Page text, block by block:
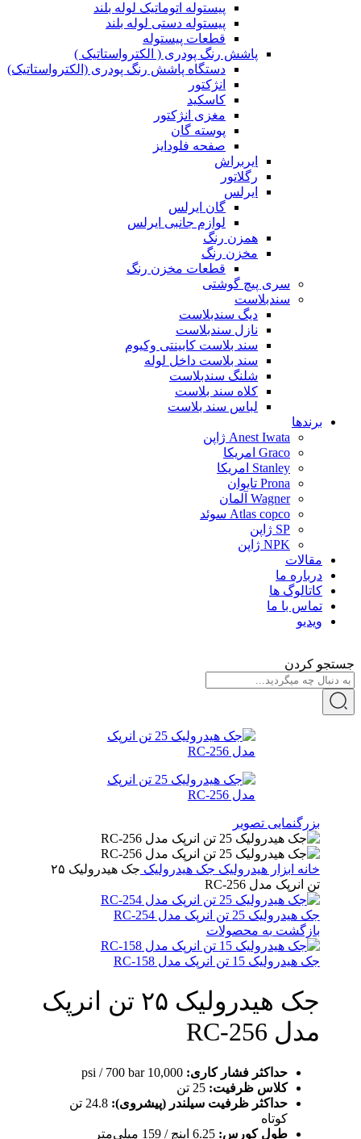
پیستوله اتوماتیک لوله بلند
پیستوله دستی لوله بلند
قطعات پیستوله
پاشش رنگ پودری ( الکترواستاتیک )
دستگاه پاشش رنگ پودری (الکترواستاتیک)
انژکتور
کاسکید
مغزی انژکتور
پوسته گان
صفحه فلودایز
ایربراش
رگلاتور
ایرلس
گان ایرلس
لوازم جانبی ایرلس
همزن رنگ
مخزن رنگ
قطعات مخزن رنگ
سری پیچ گوشتی
سندبلاست
دیگ سندبلاست
نازل سندبلاست
سند بلاست کابینتی وکیوم
سند بلاست داخل لوله
شلنگ سندبلاست
کلاه سند بلاست
لباس سند بلاست
برندها
Anest Iwata ژاپن
Graco امریکا
Stanley امریکا
Prona تایوان
Wagner آلمان
Atlas copco سوئد
SP ژاپن
NPK ژاپن
مقالات
درباره ما
کاتالوگ ها
تماس با ما
ویدیو
جستجو کردن
بزرگنمایی تصویر
خانه ابزار هیدرولیک جک هیدرولیک
جک هیدرولیک ۲۵
تن انرپک مدل RC-256
جک هیدرولیک 25 تن انرپک مدل RC-254
بازگشت به محصولات
جک هیدرولیک 15 تن انرپک مدل RC-158
جک هیدرولیک ۲۵ تن انرپک
مدل RC-256
حداکثر فشار کاری: 10,000 psi / 700 bar
کلاس ظرفیت: 25 تن
حداکثر ظرفیت سیلندر (پیشروی):
24.8 تن
کوتاه
طول کورس: 6.25 اینچ / 159 میلی‌متر